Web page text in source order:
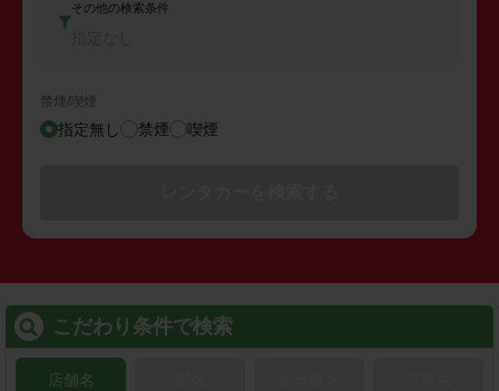
その他の検索条件
禁煙/喫煙
指定無し 禁煙 喫煙
こだわり条件で検索
店舗名